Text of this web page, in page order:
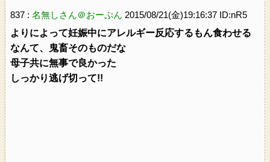
837 : 名無しさん＠おーぷん 2015/08/21(金)19:16:37 ID:nR5
よりによって妊娠中にアレルギー反応するもん食わせる
なんて、鬼畜そのものだな
母子共に無事で良かった
しっかり逃げ切って!!